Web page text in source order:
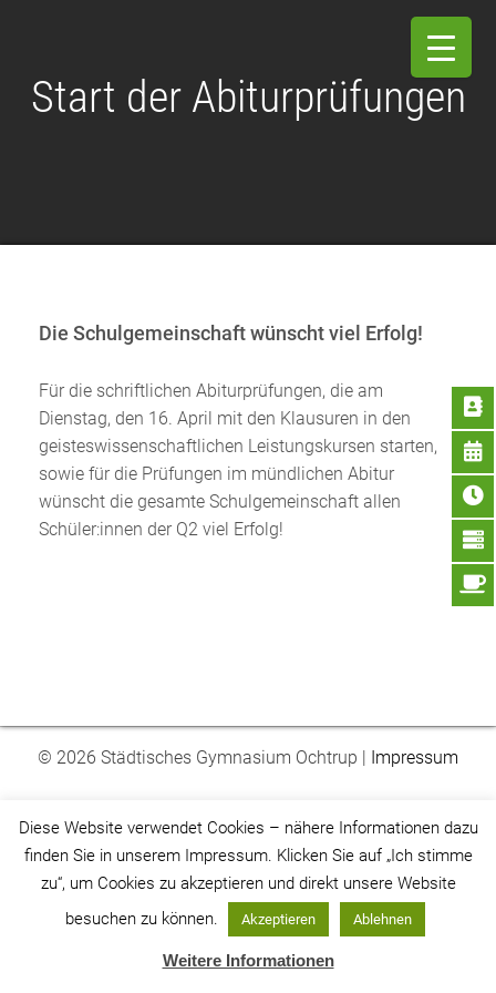
Start der Abiturprüfungen
Die Schulgemeinschaft wünscht viel Erfolg!
Für die schriftlichen Abiturprüfungen, die am
Dienstag, den 16. April mit den Klausuren in den
geisteswissenschaftlichen Leistungskursen starten,
sowie für die Prüfungen im mündlichen Abitur
wünscht die gesamte Schulgemeinschaft allen
Schüler:innen der Q2 viel Erfolg!
© 2026 Städtisches Gymnasium Ochtrup | Impressum
Diese Website verwendet Cookies – nähere Informationen dazu
finden Sie in unserem Impressum. Klicken Sie auf „Ich stimme
zu“, um Cookies zu akzeptieren und direkt unsere Website
besuchen zu können.
Akzeptieren Ablehnen
Weitere Informationen